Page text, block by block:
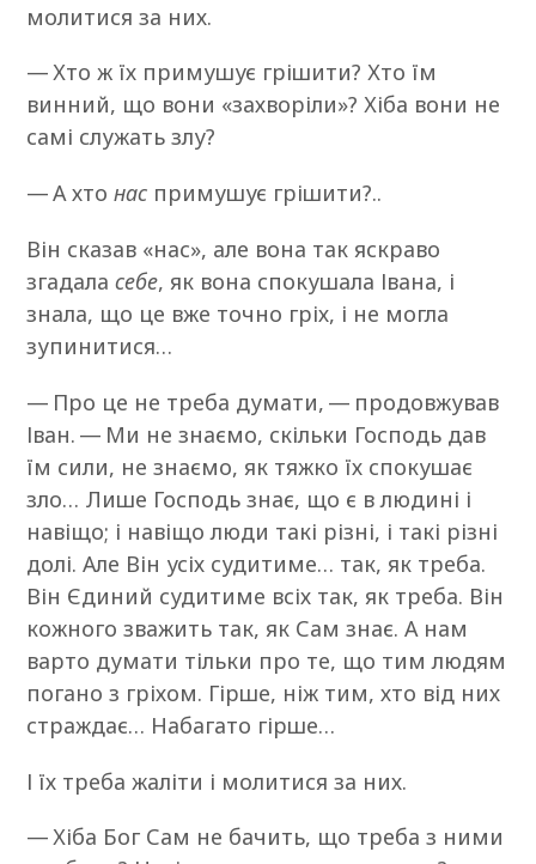
молитися за них.
— Хто ж їх примушує грішити? Хто їм
винний, що вони «захворіли»? Хіба вони не
самі служать злу?
— А хто нас примушує грішити?..
Він сказав «нас», але вона так яскраво
згадала себе, як вона спокушала Івана, і
знала, що це вже точно гріх, і не могла
зупинитися…
— Про це не треба думати, — продовжував
Іван. — Ми не знаємо, скільки Господь дав
їм сили, не знаємо, як тяжко їх спокушає
зло… Лише Господь знає, що є в людині і
навіщо; і навіщо люди такі різні, і такі різні
долі. Але Він усіх судитиме… так, як треба.
Він Єдиний судитиме всіх так, як треба. Він
кожного зважить так, як Сам знає. А нам
варто думати тільки про те, що тим людям
погано з гріхом. Гірше, ніж тим, хто від них
страждає… Набагато гірше…
І їх треба жаліти і молитися за них.
— Хіба Бог Сам не бачить, що треба з ними